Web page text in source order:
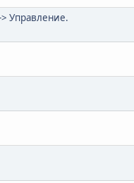
Управление.